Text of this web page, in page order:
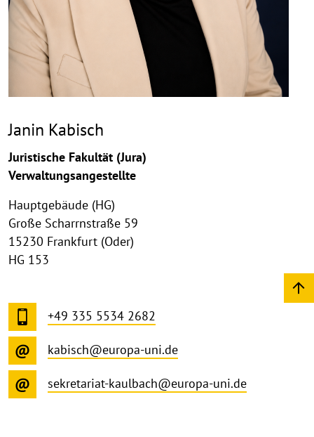
Janin Kabisch
Juristische Fakultät (Jura)
Verwaltungsangestellte
Hauptgebäude (HG)
Große Scharrnstraße 59
15230 Frankfurt (Oder)
HG 153
+49 335 5534 2682
kabisch@europa-uni.de
sekretariat-kaulbach@europa-uni.de